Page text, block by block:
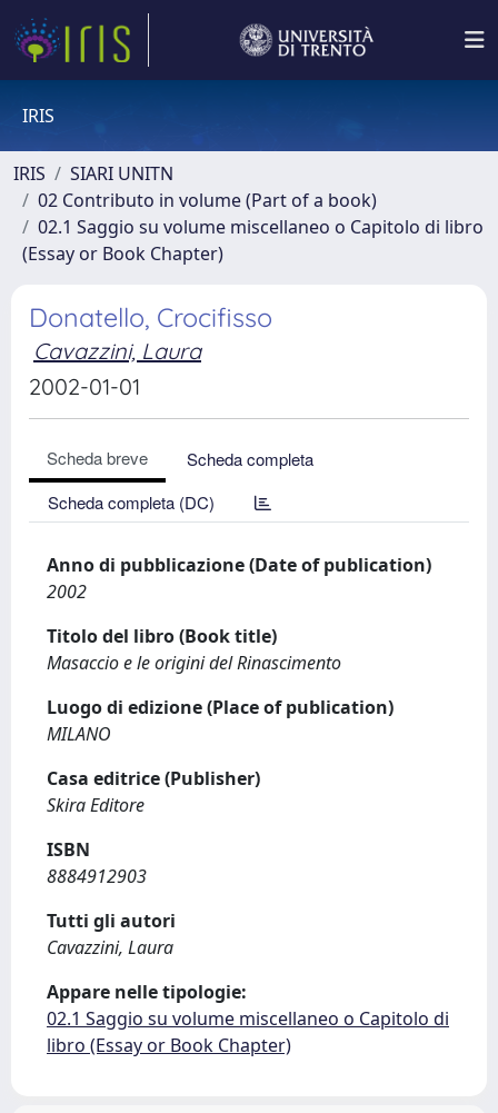
IRIS
IRIS
SIARI UNITN
02 Contributo in volume (Part of a book)
02.1 Saggio su volume miscellaneo o Capitolo di libro
(Essay or Book Chapter)
Donatello, Crocifisso
Cavazzini, Laura
2002-01-01
Scheda breve
Scheda completa
Scheda completa (DC)
Anno di pubblicazione (Date of publication)
2002
Titolo del libro (Book title)
Masaccio e le origini del Rinascimento
Luogo di edizione (Place of publication)
MILANO
Casa editrice (Publisher)
Skira Editore
ISBN
8884912903
Tutti gli autori
Cavazzini, Laura
Appare nelle tipologie:
02.1 Saggio su volume miscellaneo o Capitolo di
libro (Essay or Book Chapter)